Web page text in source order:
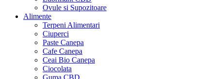
Ovule si Supozitoare
Alimente
Terpeni Alimentari
Ciuperci
Paste Canepa
Cafe Canepa
Ceai Bio Canepa
Ciocolata